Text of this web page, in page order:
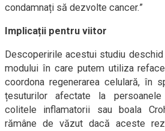
condamnați să dezvolte cancer.”
Implicații pentru viitor
Descoperirile acestui studiu
modului în care putem utiliza
coordona regenerarea celulară, în
țesuturilor afectate la
colitele inflamatorii sau boala
rămâne de văzut dacă aceste